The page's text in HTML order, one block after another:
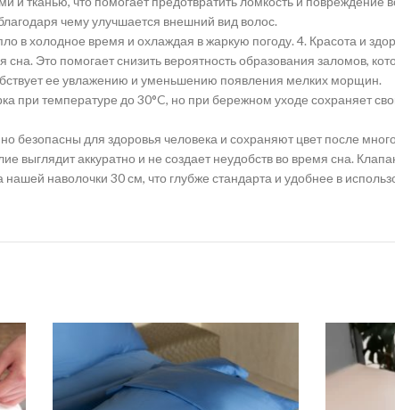
чему улучшается внешний вид волос.
в холодное время и охлаждая в жаркую погоду. 4. Красота и
Это помогает снизить вероятность образования заломов,
ее увлажению и уменьшению появления мелких морщин.
при температуре до 30°C, но при бережном уходе сохраняет
безопасны для здоровья человека и сохраняют цвет после
выглядит аккуратно и не создает неудобств во время сна.
наволочки 30 см, что глубже стандарта и удобнее в